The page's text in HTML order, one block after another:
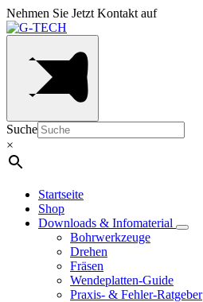
Nehmen Sie Jetzt Kontakt auf
Suche
×
Startseite
Shop
Downloads & Infomaterial
Bohrwerkzeuge
Drehen
Fräsen
Wendeplatten-Guide
Praxis- & Fehler-Ratgeber